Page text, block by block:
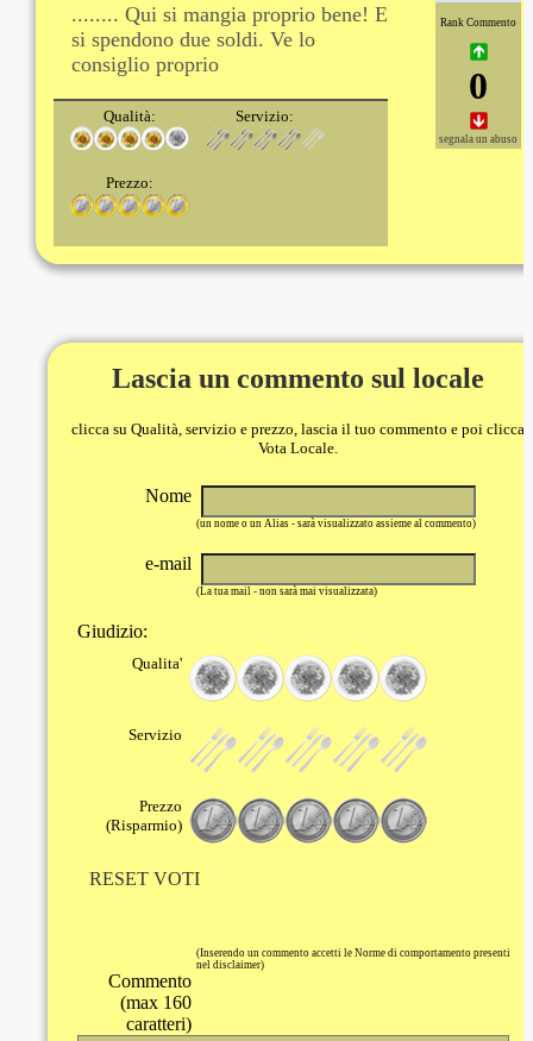
........ Qui si mangia proprio bene! E
si spendono due soldi. Ve lo
consiglio proprio
Qualità: Servizio:
Prezzo:
Rank Commento
0
segnala un abuso
Lascia un commento sul locale
clicca su Qualità, servizio e prezzo, lascia il tuo commento e poi clicca
Vota Locale.
Nome
(un nome o un Alias - sarà visualizzato assieme al commento)
e-mail
(La tua mail - non sarà mai visualizzata)
Giudizio:
Qualita'
Servizio
Prezzo
(Risparmio)
RESET VOTI
(Inserendo un commento accetti le Norme di comportamento presenti
nel disclaimer)
Commento
(max 160
caratteri)